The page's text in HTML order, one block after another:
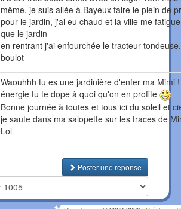
même, je suis allée à Bayeux faire le plein de
pour le jardin, j'ai eu chaud et la ville me
que le jardin
en rentrant j'ai enfourchée le tracteur-
boulot
Waouhhh tu es une jardinière d'enfer ma Mimi
énergie tu te dope à quoi qu'on en profite
Bonne journée à toutes et tous ici du soleil et
je saute dans ma salopette sur les traces de
Lol
Poster une réponse